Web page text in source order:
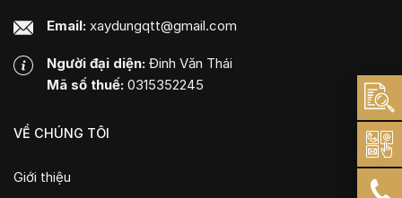
Email: xaydungqtt@gmail.com
Người đại diện: Đinh Văn Thái
Mã số thuế: 0315352245
VỀ CHÚNG TÔI
Giới thiệu